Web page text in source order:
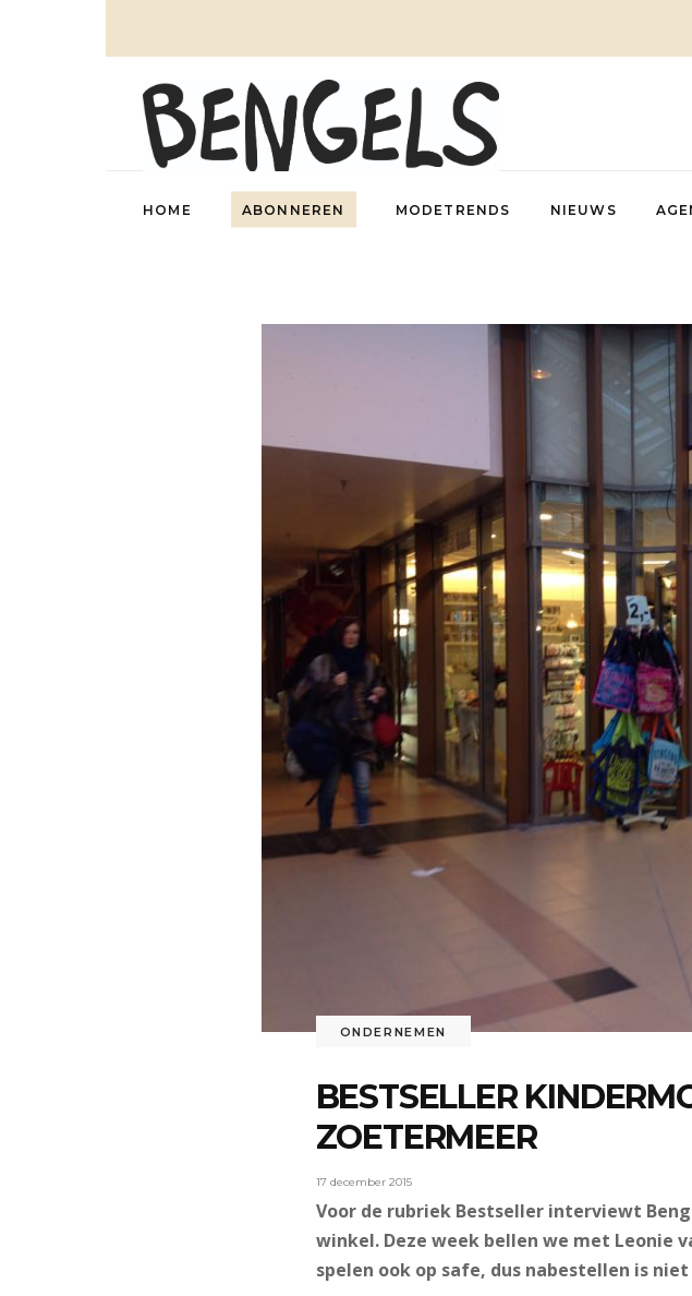
HOME ABONNEREN MODETRENDS NIEUWS
ONDERNEMEN
BESTSELLER
ZOETERMEER
17 december 2015
Voor de rubriek Bestseller interviewt
winkel. Deze week bellen we met Leonie
spelen ook op safe, dus nabestellen is